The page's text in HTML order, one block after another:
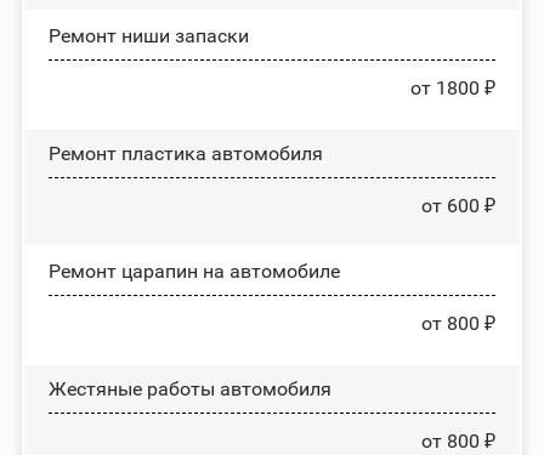
Ремонт ниши запаски
от 1800 ₽
Ремонт пластика автомобиля
от 600 ₽
Ремонт царапин на автомобиле
от 800 ₽
Жестяные работы автомобиля
от 800 ₽